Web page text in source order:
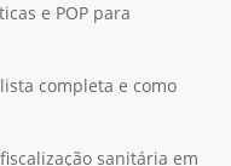
e POP para
completa e como
sanitária em